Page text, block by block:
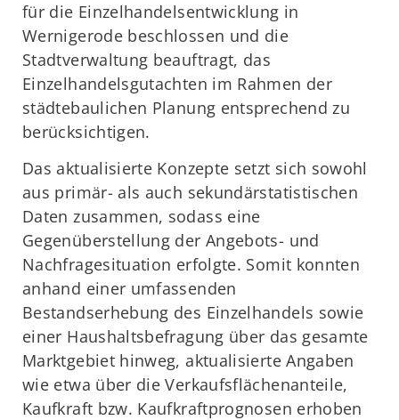
für die Einzelhandelsentwicklung in
Wernigerode beschlossen und die
Stadtverwaltung beauftragt, das
Einzelhandelsgutachten im Rahmen der
städtebaulichen Planung entsprechend zu
berücksichtigen.
Das aktualisierte Konzepte setzt sich sowohl
aus primär- als auch sekundärstatistischen
Daten zusammen, sodass eine
Gegenüberstellung der Angebots- und
Nachfragesituation erfolgte. Somit konnten
anhand einer umfassenden
Bestandserhebung des Einzelhandels sowie
einer Haushaltsbefragung über das gesamte
Marktgebiet hinweg, aktualisierte Angaben
wie etwa über die Verkaufsflächenanteile,
Kaufkraft bzw. Kaufkraftprognosen erhoben